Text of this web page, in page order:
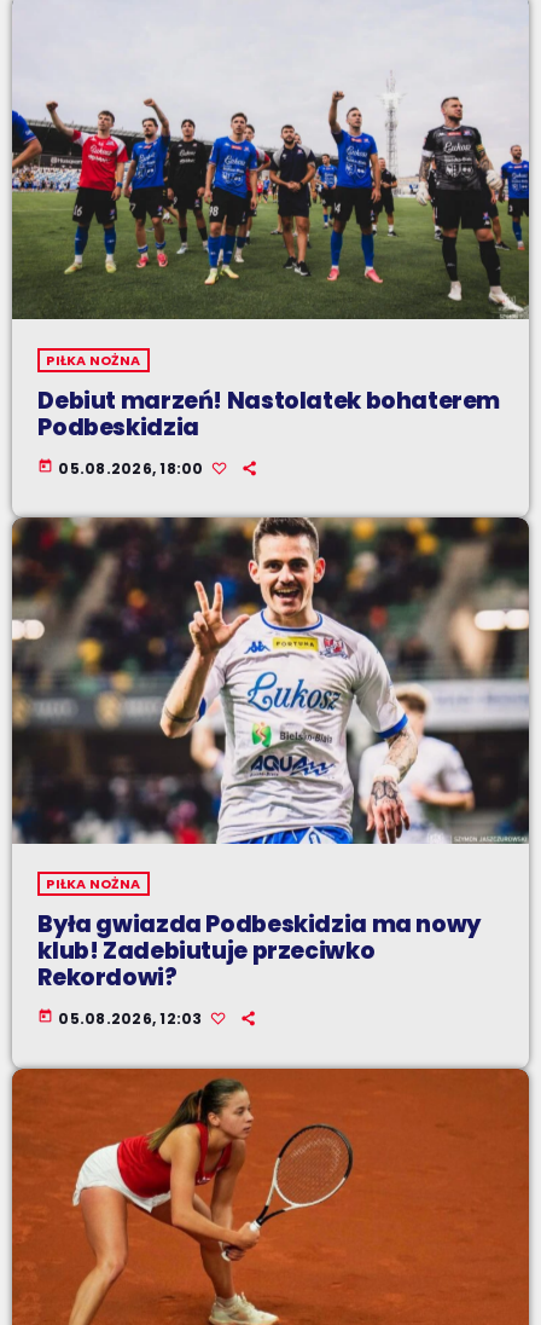
PIŁKA NOŻNA
Debiut marzeń! Nastolatek bohaterem
Podbeskidzia
today 05.08.2026, 18:00
PIŁKA NOŻNA
Była gwiazda Podbeskidzia ma nowy
klub! Zadebiutuje przeciwko
Rekordowi?
today 05.08.2026, 12:03